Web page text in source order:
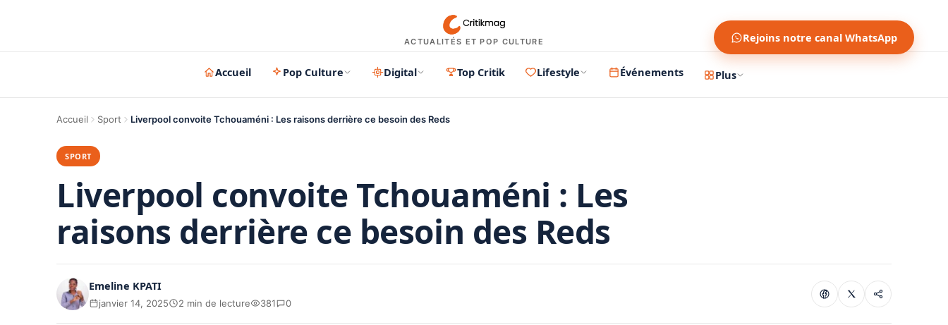
ACTUALITÉS ET POP CULTURE Rejoins notre canal WhatsApp
Accueil Pop Culture Digital Top Critik Lifestyle Événements Plus
Accueil Sport Liverpool convoite Tchouaméni : Les raisons derrière ce besoin des Reds
SPORT
Liverpool convoite Tchouaméni : Les
raisons derrière ce besoin des Reds
Emeline KPATI
janvier 14, 2025 2 min de lecture 381 0